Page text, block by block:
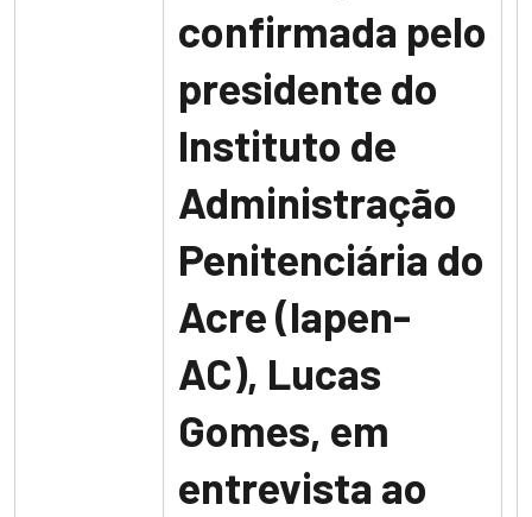
confirmada pelo
presidente do
Instituto de
Administração
Penitenciária do
Acre (Iapen-
AC), Lucas
Gomes, em
entrevista ao